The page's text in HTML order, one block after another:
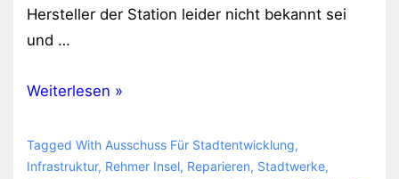
Hersteller der Station leider nicht bekannt sei
und …
bisschen
Fahrradreparaturstation
immer
Weiterlesen »
Tagged With Ausschuss Für Stadtentwicklung,
Infrastruktur, Rehmer Insel, Reparieren, Stadtwerke,